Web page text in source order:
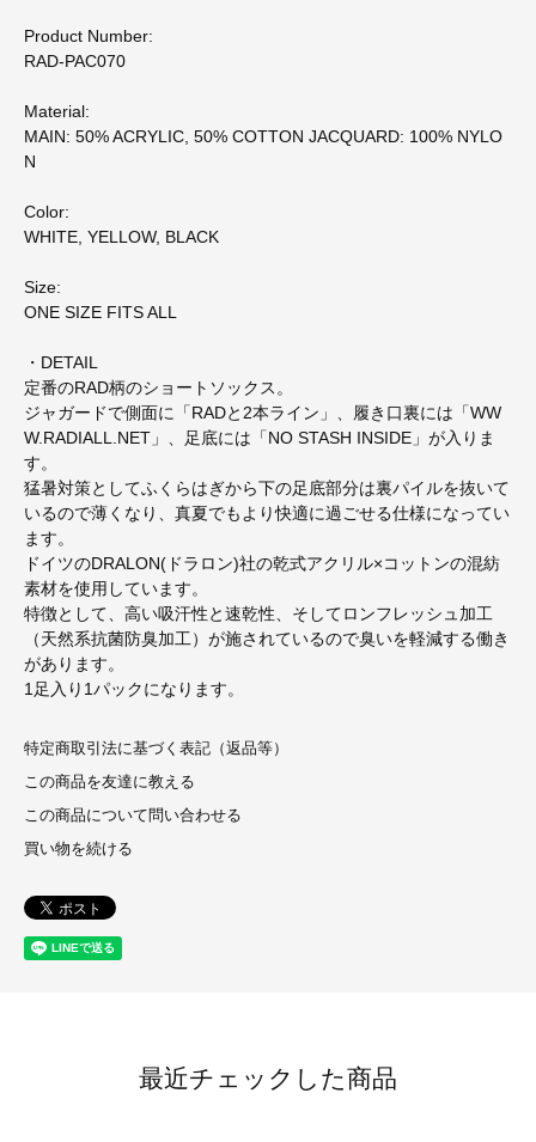
Product Number:
RAD-PAC070
Material:
MAIN: 50% ACRYLIC, 50% COTTON JACQUARD: 100% NYLO
N
Color:
WHITE, YELLOW, BLACK
Size:
ONE SIZE FITS ALL
・DETAIL
定番のRAD柄のショートソックス。
ジャガードで側面に「RADと2本ライン」、履き口裏には「WW
W.RADIALL.NET」、足底には「NO STASH INSIDE」が入りま
す。
猛暑対策としてふくらはぎから下の足底部分は裏パイルを抜いて
いるので薄くなり、真夏でもより快適に過ごせる仕様になってい
ます。
ドイツのDRALON(ドラロン)社の乾式アクリル×コットンの混紡
素材を使用しています。
特徴として、高い吸汗性と速乾性、そしてロンフレッシュ加工
（天然系抗菌防臭加工）が施されているので臭いを軽減する働き
があります。
1足入り1パックになります。
特定商取引法に基づく表記（返品等）
この商品を友達に教える
この商品について問い合わせる
買い物を続ける
最近チェックした商品